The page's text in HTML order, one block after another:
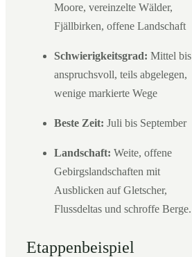
Moore, vereinzelte Wälder,
Fjällbirken, offene Landschaft
Schwierigkeitsgrad: Mittel bis
anspruchsvoll, teils abgelegen,
wenige markierte Wege
Beste Zeit: Juli bis September
Landschaft: Weite, offene
Gebirgslandschaften mit
Ausblicken auf Gletscher,
Flussdeltas und schroffe Berge.
Etappenbeispiel